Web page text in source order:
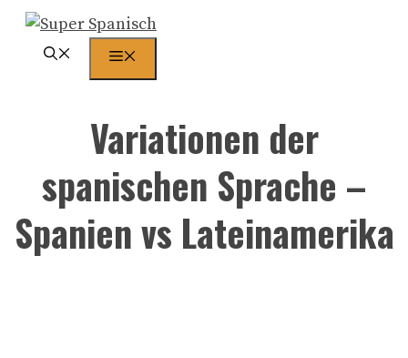
Zum
Inhalt
Variationen der
spanischen Sprache –
Spanien vs Lateinamerika